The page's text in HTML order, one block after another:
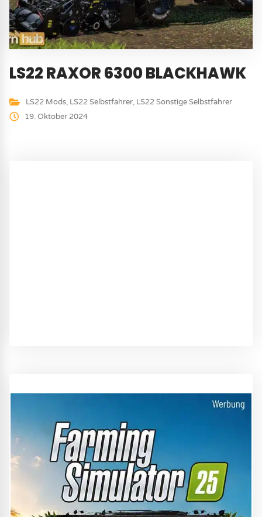
LS22 RAXOR 6300 BLACKHAWK
LS22 Mods, LS22 Selbstfahrer, LS22 Sonstige Selbstfahrer
19. Oktober 2024